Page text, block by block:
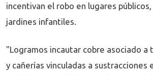
incentivan el robo en lugares
jardines infantiles.
"Logramos incautar cobre asociado
y cañerías vinculadas a sustracciones